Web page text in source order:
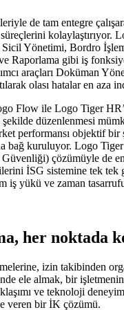
de tam entegre
kolaylaştırıyor.
Sicil Yönetimi, Bordro
Raporlama gibi iş
araçları Doküman
olası hatalar en aza
Flow ile Logo Tiger
düzenlenmesi
performansı objektif
bağ kuruluyor. Logo
çözümüyle de
İSG sistemine tek
iş yükü ve zaman
her noktada
izin takibinden
ele almak, bir
ve teknoloji
veren bir İK çözümü.